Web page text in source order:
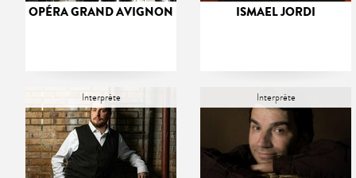
OPÉRA GRAND AVIGNON ISMAEL JORDI
Interprète Interprète